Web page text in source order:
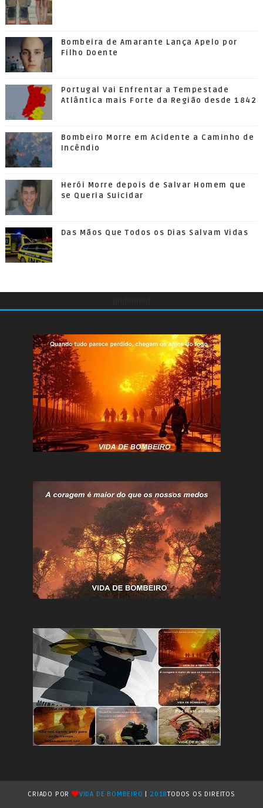
Bombeira de Amarante Lança Apelo por
Filho Doente
Portugal Vai Enfrentar a Tempestade
Atlântica mais Forte da Região desde 1842
Bombeiro Morre em Acidente a Caminho de
Incêndio
Herói Morre depois de Salvar Homem que
se Queria Suicidar
Das Mãos Que Todos os Dias Salvam Vidas
CRIADO POR VIDA DE BOMBEIRO 2018TODOS OS DIREITOS